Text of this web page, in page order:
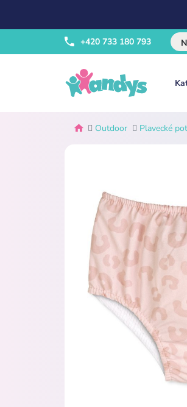
+420 733 180 793
Outdoor Plavecké